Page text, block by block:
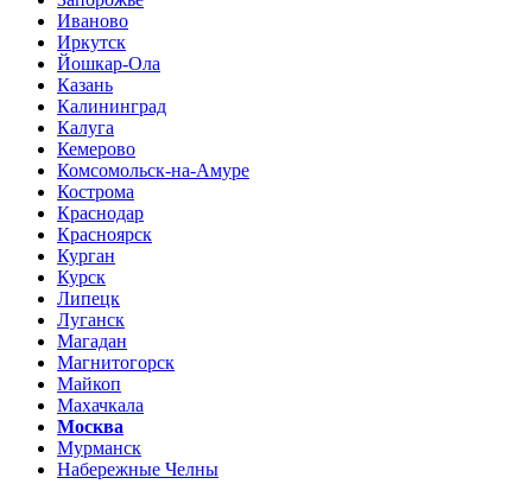
Иваново
Иркутск
Йошкар-Ола
Казань
Калининград
Калуга
Кемерово
Комсомольск-на-Амуре
Кострома
Краснодар
Красноярск
Курган
Курск
Липецк
Луганск
Магадан
Магнитогорск
Майкоп
Махачкала
Москва
Мурманск
Набережные Челны